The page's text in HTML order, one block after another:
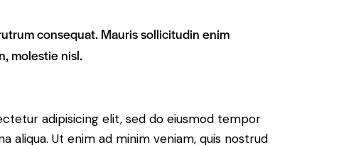
consequat. Mauris sollicitudin enim
molestie nisl.
adipisicing elit, sed do eiusmod tempor
aliqua. Ut enim ad minim veniam, quis nostrud